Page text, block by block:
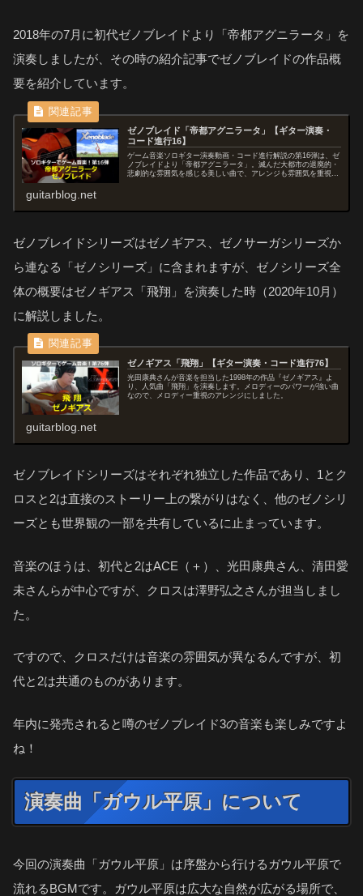
2018年の7月に初代ゼノブレイドより「帝都アグニラータ」を
演奏しましたが、その時の紹介記事でゼノブレイドの作品概
要を紹介しています。
ゼノブレイド「帝都アグニラータ」【ギター演奏・
コード進行16】
ゲーム音楽ソロギター演奏動画・コード進行解説の第16弾は、ゼ
ノブレイドより「帝都アグニラータ」。滅んだ大都市の退廃的・
悲劇的な雰囲気を感じる美しい曲で、アレンジも雰囲気を重視し
guitarblog.net
ゼノブレイドシリーズはゼノギアス、ゼノサーガシリーズか
ら連なる「ゼノシリーズ」に含まれますが、ゼノシリーズ全
体の概要はゼノギアス「飛翔」を演奏した時（2020年10月）
に解説しました。
ゼノギアス「飛翔」【ギター演奏・コード進行76】
光田康典さんが音楽を担当した1998年の作品『ゼノギアス』よ
り、人気曲「飛翔」を演奏します。メロディーのパワーが強い曲
なので、メロディー重視のアレンジにしました。
guitarblog.net
ゼノブレイドシリーズはそれぞれ独立した作品であり、1とク
ロスと2は直接のストーリー上の繋がりはなく、他のゼノシリ
ーズとも世界観の一部を共有しているに止まっています。
音楽のほうは、初代と2はACE（＋）、光田康典さん、清田愛
未さんらが中心ですが、クロスは澤野弘之さんが担当しまし
た。
ですので、クロスだけは音楽の雰囲気が異なるんですが、初
代と2は共通のものがあります。
年内に発売されると噂のゼノブレイド3の音楽も楽しみですよ
ね！
演奏曲「ガウル平原」について
今回の演奏曲「ガウル平原」は序盤から行けるガウル平原で
流れるBGMです。ガウル平原は広大な自然が広がる場所で、